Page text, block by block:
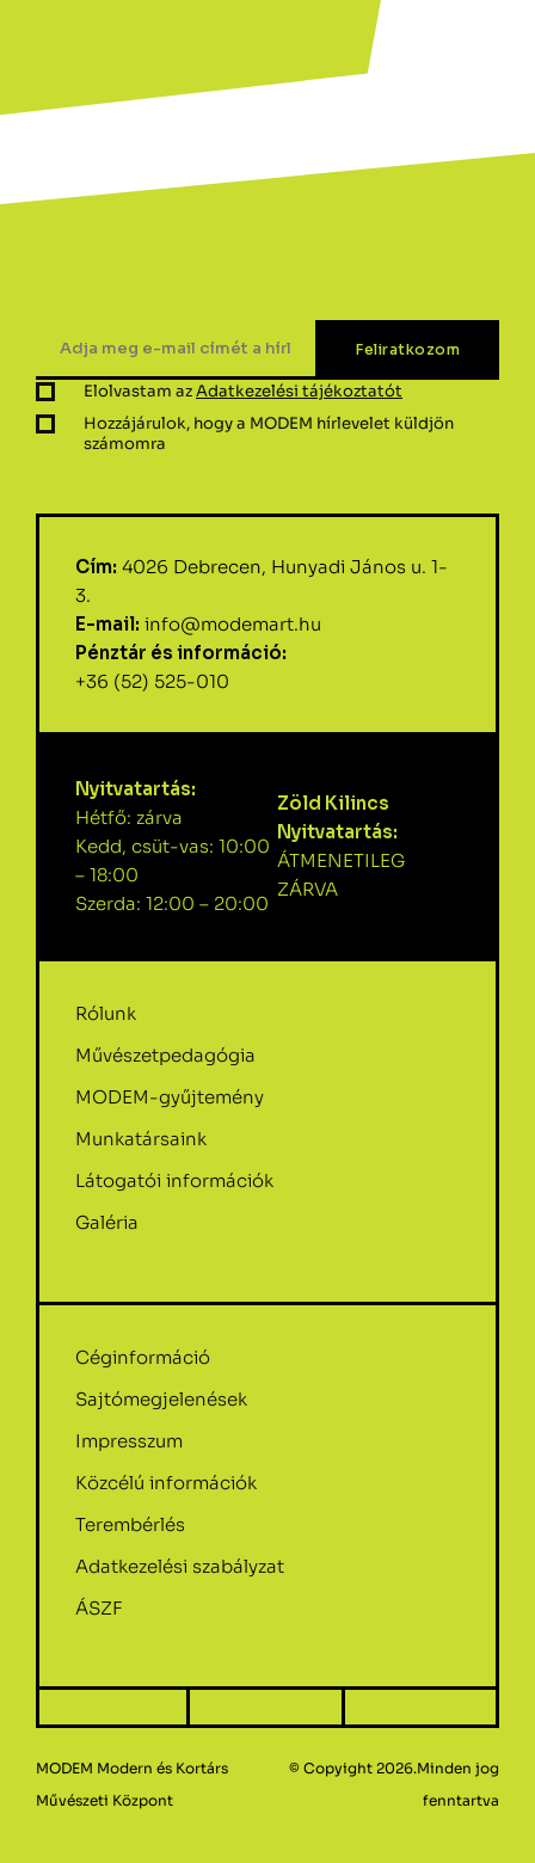
Elolvastam azAdatkezelési tájékoztatót
Hozzájárulok, hogy a MODEM hírlevelet küldjön
számomra
Cím: 4026 Debrecen, Hunyadi János u. 1-
3.
E-mail: info@modemart.hu
Pénztár és információ:
+36 (52) 525-010
Nyitvatartás:
Hétfő: zárva
Kedd, csüt-vas: 10:00
– 18:00
Szerda: 12:00 – 20:00
Zöld Kilincs
Nyitvatartás:
ÁTMENETILEG
ZÁRVA
Rólunk
Művészetpedagógia
MODEM-gyűjtemény
Munkatársaink
Látogatói információk
Galéria
Céginformáció
Sajtómegjelenések
Impresszum
Közcélú információk
Terembérlés
Adatkezelési szabályzat
ÁSZF
MODEM Modern és Kortárs
Művészeti Központ
© Copyight 2026.Minden jog
fenntartva